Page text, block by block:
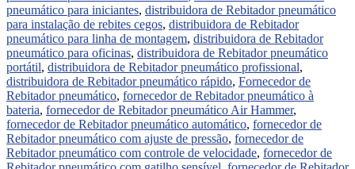
pneumático para iniciantes, distribuidora de Rebitador pneumático
para instalação de rebites cegos, distribuidora de Rebitador
pneumático para linha de montagem, distribuidora de Rebitador
pneumático para oficinas, distribuidora de Rebitador pneumático
portátil, distribuidora de Rebitador pneumático profissional,
distribuidora de Rebitador pneumático rápido, Fornecedor de
Rebitador pneumático, fornecedor de Rebitador pneumático à
bateria, fornecedor de Rebitador pneumático Air Hammer,
fornecedor de Rebitador pneumático automático, fornecedor de
Rebitador pneumático com ajuste de pressão, fornecedor de
Rebitador pneumático com controle de velocidade, fornecedor de